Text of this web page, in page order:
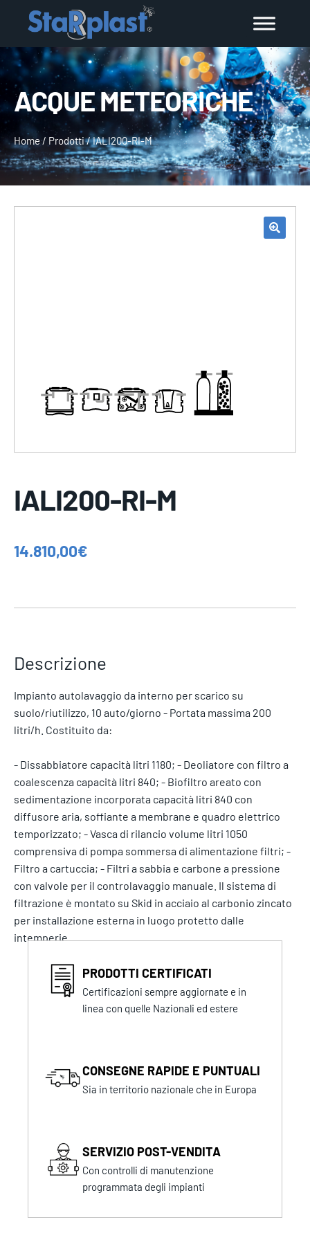
ACQUE METEORICHE
Home/ Prodotti/IALI200-RI-M
IALI200-RI-M
14.810,00€
Descrizione
Impianto autolavaggio da interno per scarico su
suolo/riutilizzo, 10 auto/giorno - Portata massima 200
litri/h. Costituito da:
- Dissabbiatore capacità litri 1180; - Deoliatore con filtro a
coalescenza capacità litri 840; - Biofiltro areato con
sedimentazione incorporata capacità litri 840 con
diffusore aria, soffiante a membrane e quadro elettrico
temporizzato; - Vasca di rilancio volume litri 1050
comprensiva di pompa sommersa di alimentazione filtri; -
Filtro a cartuccia; - Filtri a sabbia e carbone a pressione
con valvole per il controlavaggio manuale. Il sistema di
filtrazione è montato su Skid in acciaio al carbonio zincato
per installazione esterna in luogo protetto dalle
intemperie.
PRODOTTI CERTIFICATI
Certificazioni sempre aggiornate e in
linea con quelle Nazionali ed estere
CONSEGNE RAPIDE E PUNTUALI
Sia in territorio nazionale che in Europa
SERVIZIO POST-VENDITA
Con controlli di manutenzione
programmata degli impianti